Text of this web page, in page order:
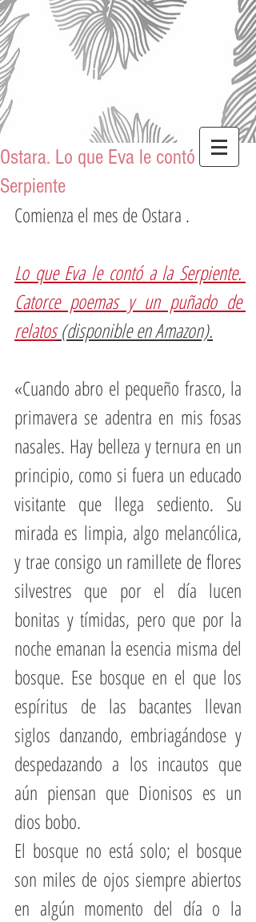
Carolina Corvillo
Ostara. Lo que Eva le contó a la
Serpiente
Comienza el mes de Ostara .
Lo que Eva le contó a la Serpiente.
Catorce poemas y un puñado de
relatos (disponible en Amazon).
«Cuando abro el pequeño frasco, la
primavera se adentra en mis fosas
nasales. Hay belleza y ternura en un
principio, como si fuera un educado
visitante que llega sediento. Su
mirada es limpia, algo melancólica,
y trae consigo un ramillete de flores
silvestres que por el día lucen
bonitas y tímidas, pero que por la
noche emanan la esencia misma del
bosque. Ese bosque en el que los
espíritus de las bacantes llevan
siglos danzando, embriagándose y
despedazando a los incautos que
aún piensan que Dionisos es un
dios bobo.
El bosque no está solo; el bosque
son miles de ojos siempre abiertos
en algún momento del día o la